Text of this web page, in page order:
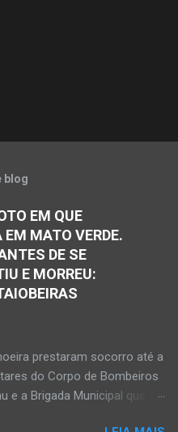
blog
EM QUE
EM MATO VERDE.
DE SE
E MORREU:
prestaram socorro até a
do Corpo de Bombeiros
e a Brigada Municipal que